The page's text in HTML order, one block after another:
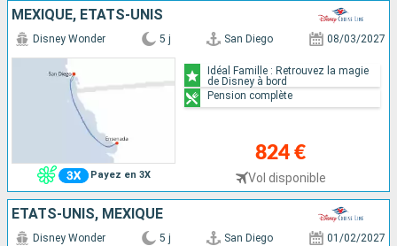
MEXIQUE, ÉTATS-UNIS
Payez en 3X
Disney Wonder 5 j San Diego 08/03/2027
824 €
Vol disponible
Idéal Famille : Retrouvez la magie
de Disney à bord
Pension complète
ÉTATS-UNIS, MEXIQUE
Disney Wonder 5 j San Diego 01/02/2027